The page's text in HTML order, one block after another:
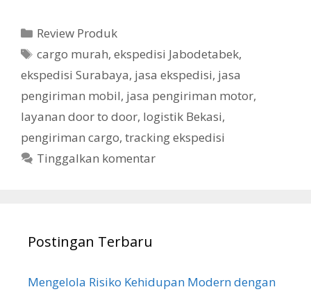
Kategori
Review Produk
Tag
cargo murah,ekspedisi Jabodetabek,
ekspedisi Surabaya, jasa ekspedisi, jasa
pengiriman mobil, jasa pengiriman motor,
layanan door to door, logistik Bekasi,
pengiriman cargo, tracking ekspedisi
Tinggalkan komentar
Postingan Terbaru
Mengelola Risiko Kehidupan Modern dengan